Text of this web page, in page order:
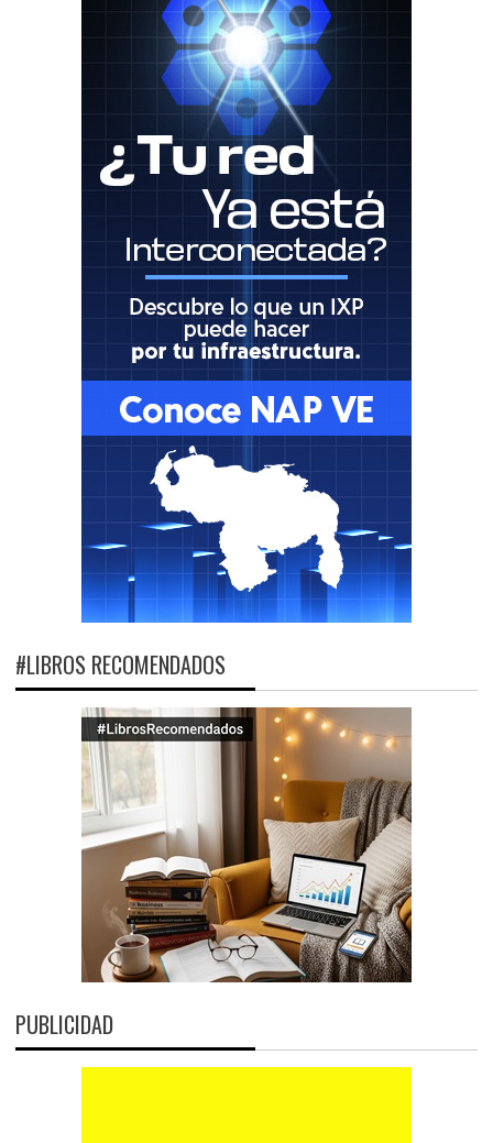
#LIBROS RECOMENDADOS
PUBLICIDAD